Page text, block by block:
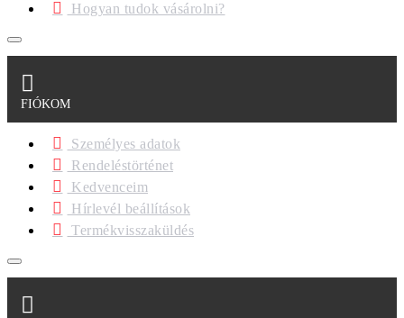
Hogyan tudok vásárolni?
FIÓKOM
Személyes adatok
Rendeléstörténet
Kedvenceim
Hírlevél beállítások
Termékvisszaküldés